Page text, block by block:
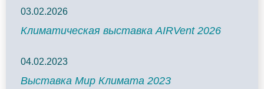
03.02.2026
Климатическая выставка AIRVent 2026
04.02.2023
Выставка Мир Климата 2023